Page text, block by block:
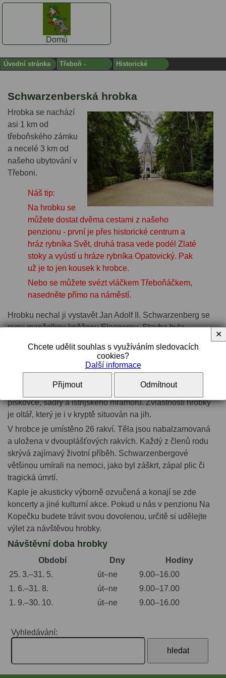
Domů
Úvodní stránka
Třeboň -
Historické
Schwarzenberská hrobka
Hrobka se nachází
asi 1 km od
třeboňského zámku
a necelé 3 km od
našeho ubytování v
Třeboni.
Náš tip:
Na hrobku se
můžete dostat dvěma cestami z našeho
penzionu - první je přes historické centrum a
hráz rybníka Svět, druhá trasa vede podél Zlaté
stoky a vyústí u hráze rybníka Opatovický. Pak
už je to jen kousek k hrobce.
Nebo se můžete svézt vláčkem Třeboňáčkem,
nasedněte přímo na náměstí.
Hrobku nechal ji vystavět Jan Adolf II. Schwarzenberg se
svou manželkou kněžnou Eleonorou. Stavba byla
systém odvodnění vlastní hrobky, zapuštěné pod úrovní
má dvě patra. Prostor kaple má zdobený oltáře z bílého
pískovce, sádry a istrijského mramoru. Zvláštností hrobky
je oltář, který je i v kryptě situován na jih.
V hrobce je umístěno 26 rakví. Těla jsou nabalzamovaná
a uložena v dvouplášťových rakvích. Každý z členů rodu
skrývá zajímavý životní příběh. Schwarzenbergové
většinou umírali na nemoci, jako byl záškrt, zápal plic či
tragická úmrtí.
Kaple je akusticky výborně ozvučená a konají se zde
koncerty a jiné kulturní akce. Pokud u nás v penzionu Na
Kopečku budete trávit svou dovolenou, určitě si udělejte
výlet za návštěvou hrobky.
Návštěvní doba hrobky
Období Dny
Hodiny
25. 3.–31. 5.
út–ne
9.00–16.00
1. 6.–31. 8.
út–ne
9.00–17.00
1. 9.–30. 10.
út–ne 9.00–16.00
Vyhledávání:
Chcete udělit souhlas s využíváním sledovacích
cookies?
Další informace
Přijmout Odmítnout
✕